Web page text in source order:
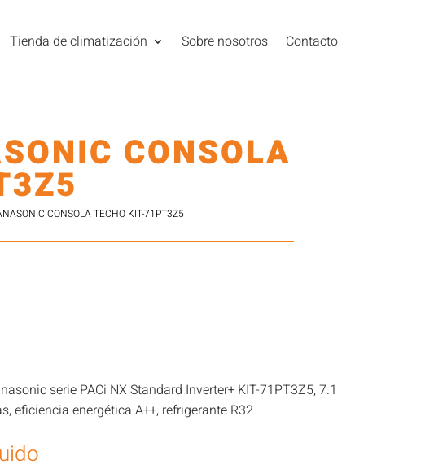
Tienda de climatización Sobre nosotros Contacto
CONSOLA
CONSOLA TECHO KIT-71PT3Z5
serie PACi NX Standard Inverter+ KIT-71PT3Z5, 7.1
eficiencia energética A++, refrigerante R32